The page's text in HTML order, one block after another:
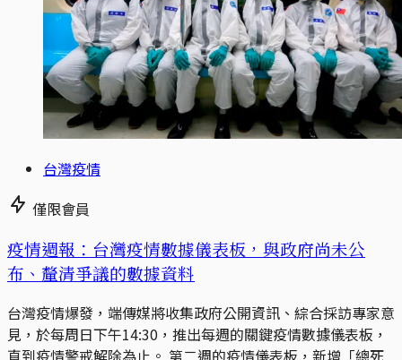
台灣疫情
僅限會員
疫情週報：台灣疫情數據儀表板，與政府尚未公
布、釐清爭議的數據資料
台灣疫情爆發，端傳媒將收集政府公開資訊、綜合採訪專家意
見，於每周日下午14:30，推出每週的關鍵疫情數據儀表板，
直到疫情警戒解除為止。 第二週的疫情儀表板，新增「總死